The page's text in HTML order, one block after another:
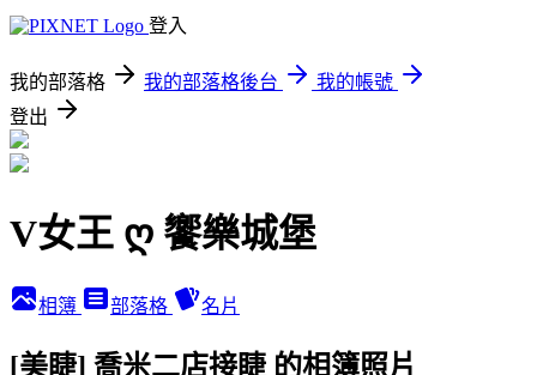
登入
我的部落格 我的部落格後台
我的帳號
登出
V女王 ღ 饗樂城堡
相簿 部落格 名片
[美睫] 喬米二店接睫 的相簿照片